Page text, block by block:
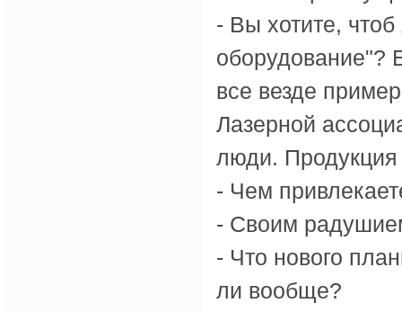
- Вы хотите,
оборудование"?
все везде
Лазерной
люди.
- Чем
- Своим
- Что нового
ли вообще?